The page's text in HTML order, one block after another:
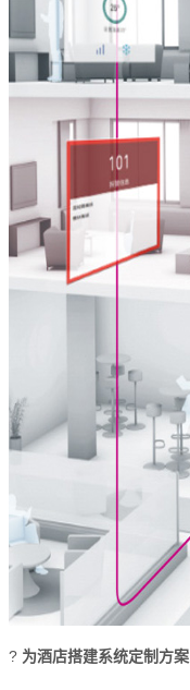
? 为酒店搭建系统定制方案